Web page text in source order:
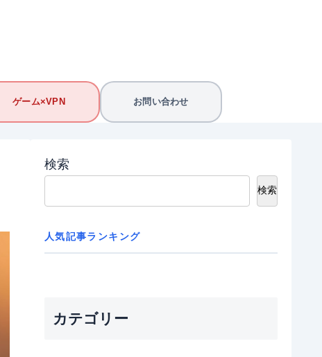
ゲーム×VPN お問い合わせ
検索
検索
人気記事ランキング
カテゴリー